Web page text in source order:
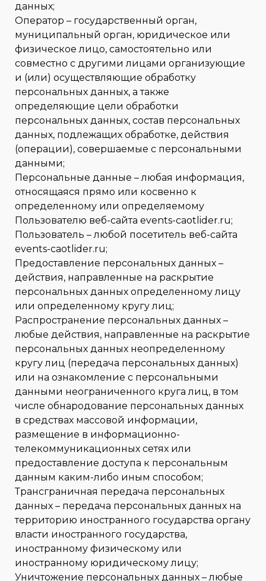
данных;
Оператор – государственный орган,
муниципальный орган, юридическое или
физическое лицо, самостоятельно или
совместно с другими лицами организующие
и (или) осуществляющие обработку
персональных данных, а также
определяющие цели обработки
персональных данных, состав персональных
данных, подлежащих обработке, действия
(операции), совершаемые с персональными
данными;
Персональные данные – любая информация,
относящаяся прямо или косвенно к
определенному или определяемому
Пользователю веб-сайта events-caotlider.ru;
Пользователь – любой посетитель веб-сайта
events-caotlider.ru;
Предоставление персональных данных –
действия, направленные на раскрытие
персональных данных определенному лицу
или определенному кругу лиц;
Распространение персональных данных –
любые действия, направленные на раскрытие
персональных данных неопределенному
кругу лиц (передача персональных данных)
или на ознакомление с персональными
данными неограниченного круга лиц, в том
числе обнародование персональных данных
в средствах массовой информации,
размещение в информационно-
телекоммуникационных сетях или
предоставление доступа к персональным
данным каким-либо иным способом;
Трансграничная передача персональных
данных – передача персональных данных на
территорию иностранного государства органу
власти иностранного государства,
иностранному физическому или
иностранному юридическому лицу;
Уничтожение персональных данных – любые